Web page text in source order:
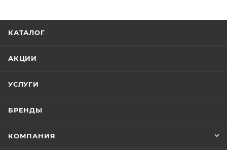
КАТАЛОГ
АКЦИИ
УСЛУГИ
БРЕНДЫ
КОМПАНИЯ